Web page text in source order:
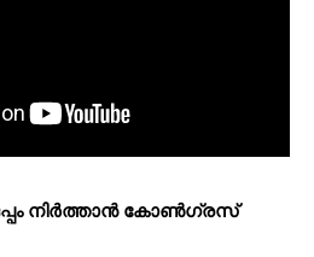
നിർത്താൻ കോൺഗ്രസ്